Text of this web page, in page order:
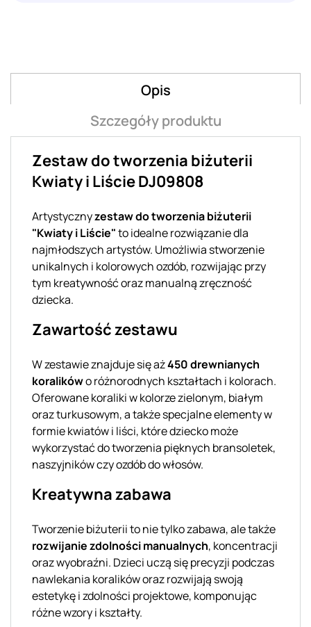
Opis
Szczegóły produktu
Zestaw do tworzenia biżuterii
Kwiaty i Liście DJ09808
Artystycznyzestaw do tworzenia biżuterii
"Kwiaty i Liście"to idealne rozwiązanie dla
najmłodszych artystów. Umożliwia stworzenie
unikalnych i kolorowych ozdób, rozwijając przy
tym kreatywność oraz manualną zręczność
dziecka.
Zawartość zestawu
W zestawie znajduje się aż450 drewnianych
koralikówo różnorodnych kształtach i kolorach.
Oferowane koraliki w kolorze zielonym, białym
oraz turkusowym, a także specjalne elementy w
formie kwiatów i liści, które dziecko może
wykorzystać do tworzenia pięknych bransoletek,
naszyjników czy ozdób do włosów.
Kreatywna zabawa
Tworzenie biżuterii to nie tylko zabawa, ale także
rozwijanie zdolności manualnych, koncentracji
oraz wyobraźni. Dzieci uczą się precyzji podczas
nawlekania koralików oraz rozwijają swoją
estetykę i zdolności projektowe, komponując
różne wzory i kształty.